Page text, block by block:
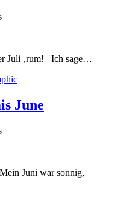
Juli ‚rum! Ich sage…
June
Juni war sonnig,